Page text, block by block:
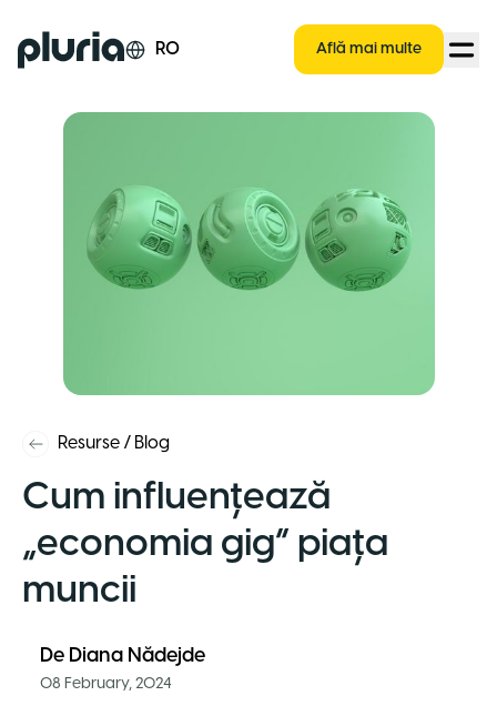
Logo Pluria RO Află mai multe
Resurse / Blog
Cum influențează
„economia gig” piața
muncii
De Diana Nădejde
08 February, 2024